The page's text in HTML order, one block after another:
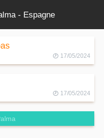
- Espagne
17/05/2024
17/05/2024